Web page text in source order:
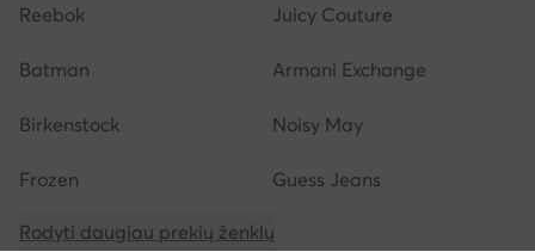
Reebok Juicy Couture
Batman Armani Exchange
Birkenstock Noisy May
Frozen Guess Jeans
Rodyti daugiau prekių ženklų